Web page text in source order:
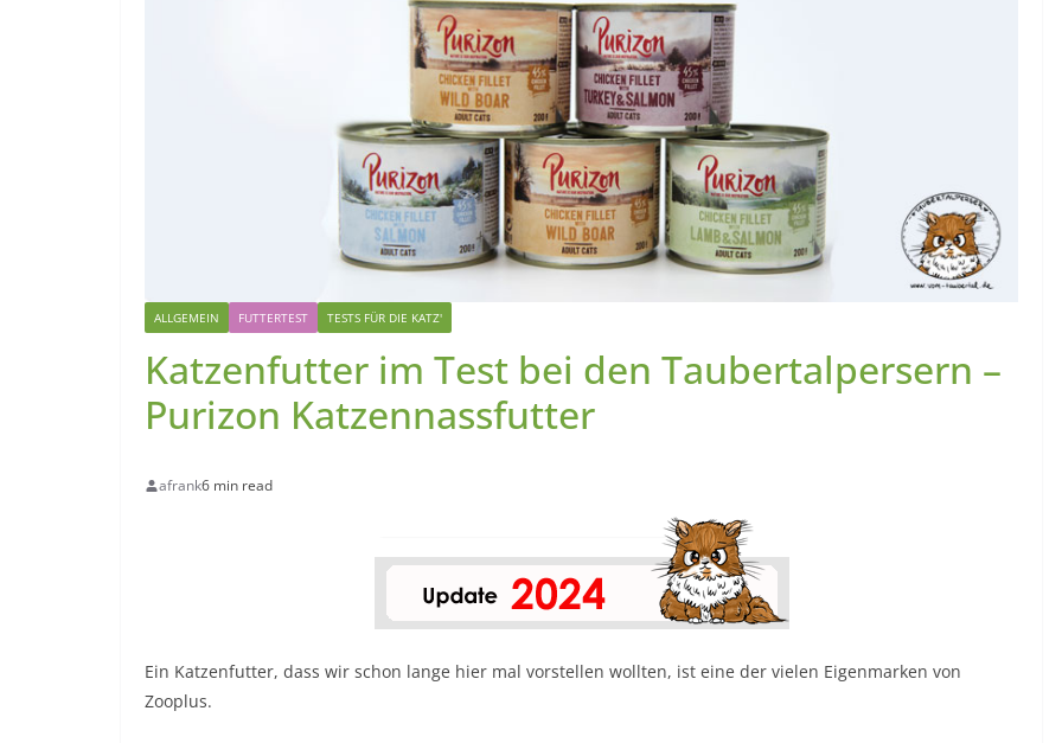
ALLGEMEIN FUTTERTEST TESTS FÜR DIE KATZ'
Katzenfutter im Test bei den Taubertalpersern –
Purizon Katzennassfutter
afrank6 min read
Ein Katzenfutter, dass wir schon lange hier mal vorstellen wollten, ist eine der vielen Eigenmarken von
Zooplus.